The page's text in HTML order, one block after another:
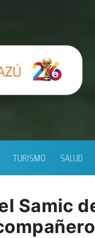
TURISMO SALUD
Samic